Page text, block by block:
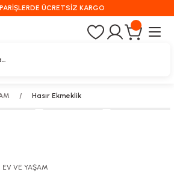
ÜCRETSİZ KARGO
Hasır Ekmeklik
EV VE YAŞAM